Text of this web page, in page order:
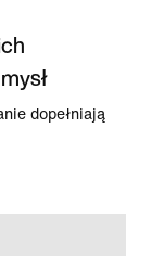
dopełniają